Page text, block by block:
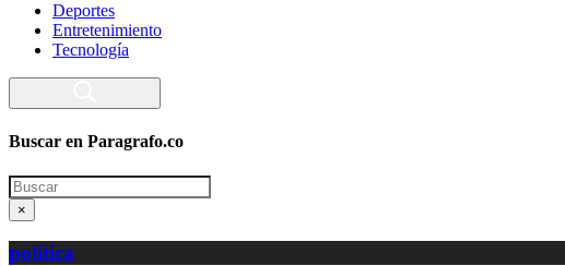
Deportes
Entretenimiento
Tecnología
Buscar en Paragrafo.co
Search
×
política